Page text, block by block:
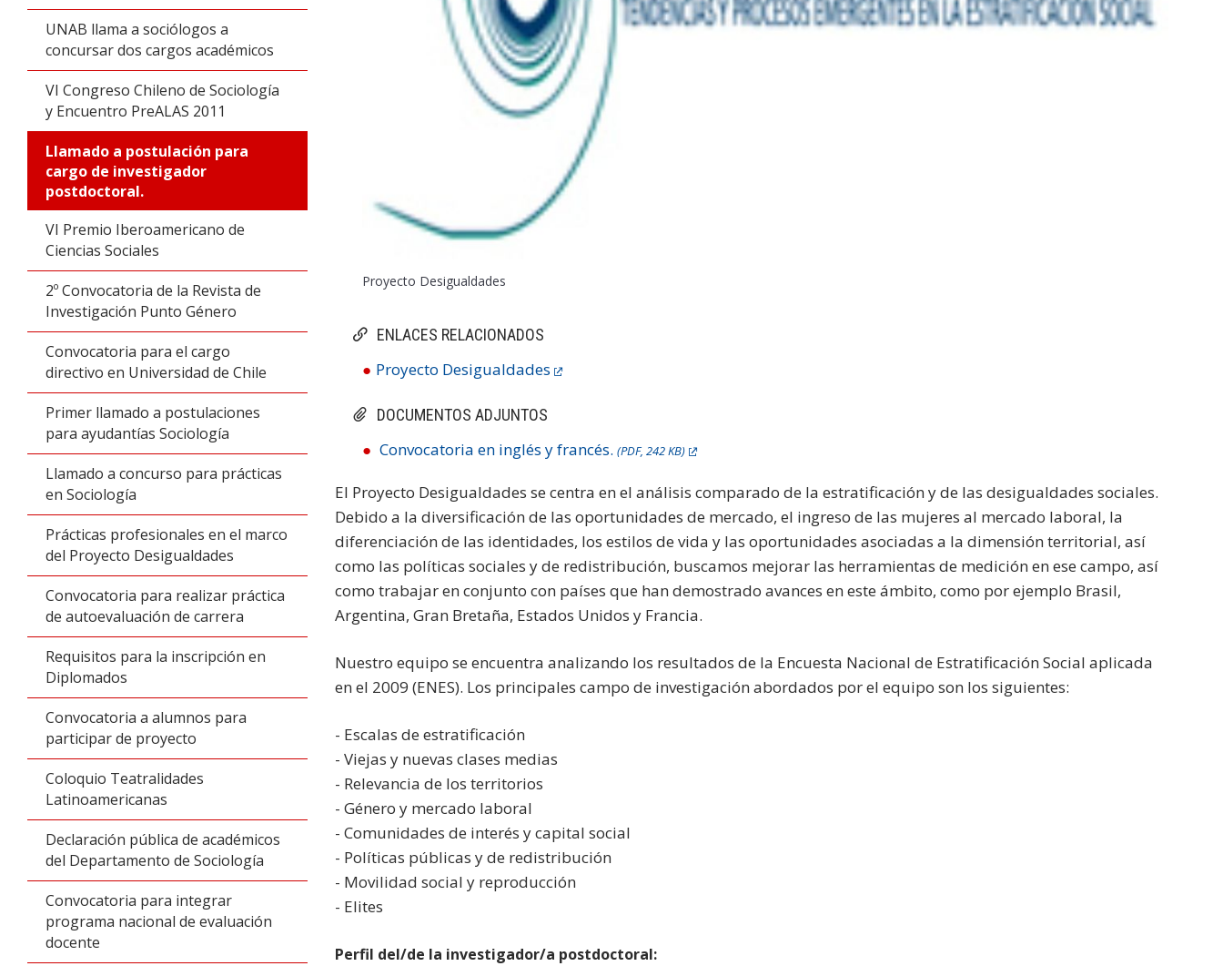
UNAB llama a sociólogos a
concursar dos cargos académicos
VI Congreso Chileno de Sociología
y Encuentro PreALAS 2011
Llamado a postulación para
cargo de investigador
postdoctoral.
VI Premio Iberoamericano de
Ciencias Sociales
2º Convocatoria de la Revista de
Investigación Punto Género
Convocatoria para el cargo
directivo en Universidad de Chile
Primer llamado a postulaciones
para ayudantías Sociología
Llamado a concurso para prácticas
en Sociología
Prácticas profesionales en el marco
del Proyecto Desigualdades
Convocatoria para realizar práctica
de autoevaluación de carrera
Requisitos para la inscripción en
Diplomados
Convocatoria a alumnos para
participar de proyecto
Coloquio Teatralidades
Latinoamericanas
Declaración pública de académicos
del Departamento de Sociología
Convocatoria para integrar
programa nacional de evaluación
docente
Proyecto Desigualdades
ENLACES RELACIONADOS
Proyecto Desigualdades
DOCUMENTOS ADJUNTOS
Convocatoria en inglés y francés.(PDF, 242 KB)
El Proyecto Desigualdades se centra en el análisis comparado de la estratificación y de las desigualdades sociales.
Debido a la diversificación de las oportunidades de mercado, el ingreso de las mujeres al mercado laboral, la
diferenciación de las identidades, los estilos de vida y las oportunidades asociadas a la dimensión territorial, así
como las políticas sociales y de redistribución, buscamos mejorar las herramientas de medición en ese campo, así
como trabajar en conjunto con países que han demostrado avances en este ámbito, como por ejemplo Brasil,
Argentina, Gran Bretaña, Estados Unidos y Francia.
Nuestro equipo se encuentra analizando los resultados de la Encuesta Nacional de Estratificación Social aplicada
en el 2009 (ENES). Los principales campo de investigación abordados por el equipo son los siguientes:
- Escalas de estratificación
- Viejas y nuevas clases medias
- Relevancia de los territorios
- Género y mercado laboral
- Comunidades de interés y capital social
- Políticas públicas y de redistribución
- Movilidad social y reproducción
- Elites
Perfil del/de la investigador/a postdoctoral: